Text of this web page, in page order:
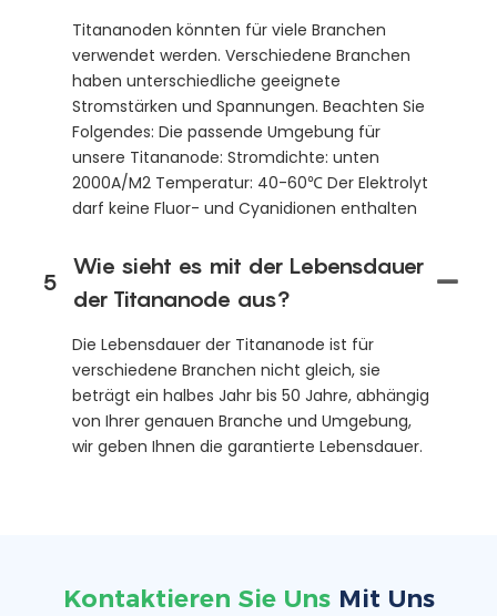
Titananoden könnten für viele Branchen
verwendet werden. Verschiedene Branchen
haben unterschiedliche geeignete
Stromstärken und Spannungen. Beachten Sie
Folgendes: Die passende Umgebung für
unsere Titananode: Stromdichte: unten
2000A/M2 Temperatur: 40-60℃ Der Elektrolyt
darf keine Fluor- und Cyanidionen enthalten
5
Wie sieht es mit der Lebensdauer
der Titananode aus?
Die Lebensdauer der Titananode ist für
verschiedene Branchen nicht gleich, sie
beträgt ein halbes Jahr bis 50 Jahre, abhängig
von Ihrer genauen Branche und Umgebung,
wir geben Ihnen die garantierte Lebensdauer.
Kontaktieren Sie Uns Mit Uns